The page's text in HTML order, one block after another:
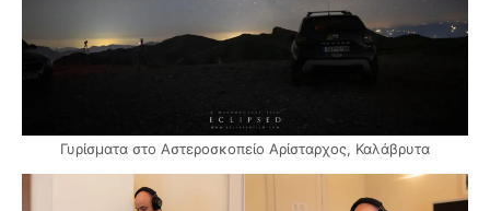
Γυρίσματα στο Αστεροσκοπείο Αρίσταρχος, Καλάβρυτα